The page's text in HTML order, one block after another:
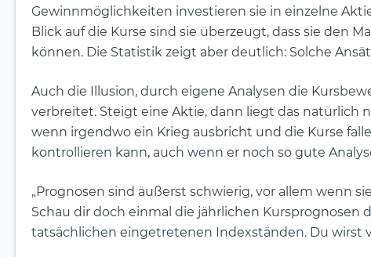
Gewinnmöglichkeiten investieren sie in einzelne
Blick auf die Kurse sind sie überzeugt, dass sie den
können. Die Statistik zeigt aber deutlich: Solche
Auch die Illusion, durch eigene Analysen die
verbreitet. Steigt eine Aktie, dann liegt das natürlich
wenn irgendwo ein Krieg ausbricht und die Kurse
kontrollieren kann, auch wenn er noch so gute
„Prognosen sind äußerst schwierig, vor allem wenn
Schau dir doch einmal die jährlichen Kursprognosen
tatsächlichen eingetretenen Indexständen. Du wirst